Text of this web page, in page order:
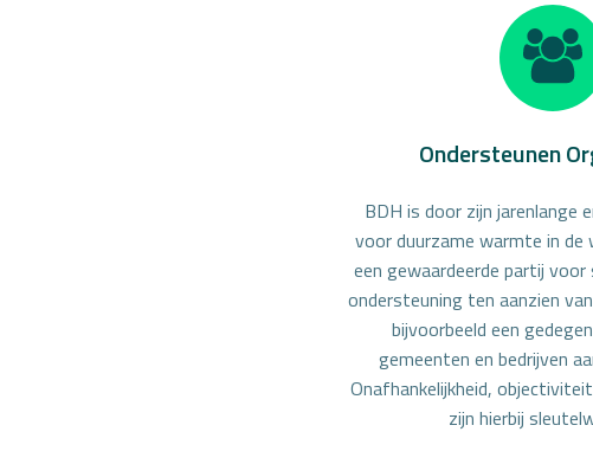
Ondersteunen
BDH is door zijn jarenlange
voor duurzame warmte in
een gewaardeerde partij
ondersteuning ten aanzien
bijvoorbeeld een
gemeenten en bedrijven
Onafhankelijkheid,
zijn hierbij